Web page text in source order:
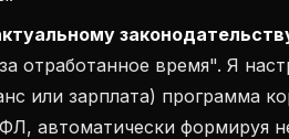
отработанное время". Я
или зарплата) программа
автоматически формируя